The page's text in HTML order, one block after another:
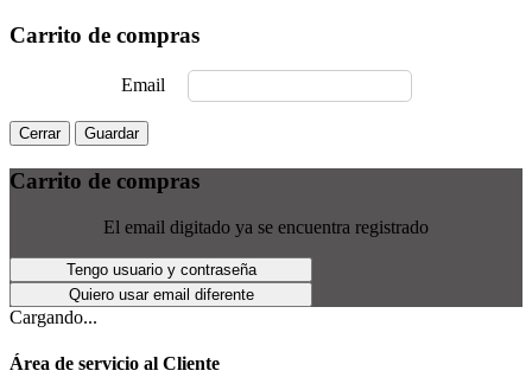
Carrito de compras
Email
Cerrar Guardar
Carrito de compras
El email digitado ya se encuentra registrado
Tengo usuario y contraseña
Quiero usar email diferente
Cargando...
Área de servicio al Cliente